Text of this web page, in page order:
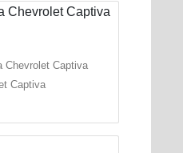
Chevrolet Captiva
Captiva